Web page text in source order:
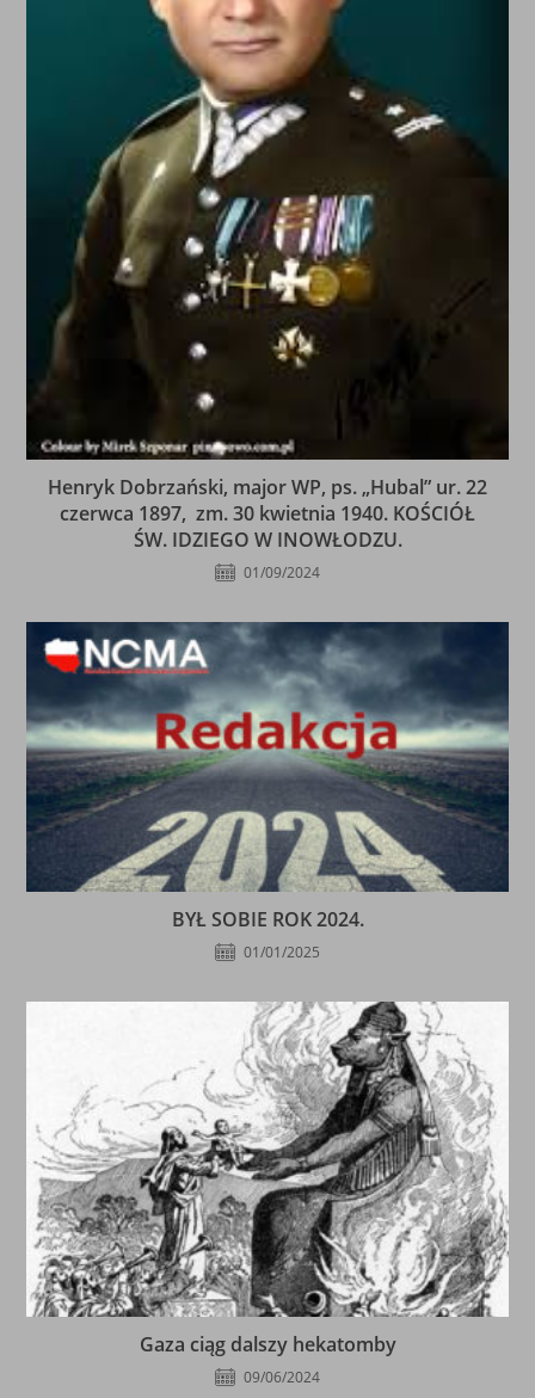
Henryk Dobrzański, major WP, ps. „Hubal” ur. 22
czerwca 1897, zm. 30 kwietnia 1940. KOŚCIÓŁ
ŚW. IDZIEGO W INOWŁODZU.
01/09/2024
BYŁ SOBIE ROK 2024.
01/01/2025
Gaza ciąg dalszy hekatomby
09/06/2024